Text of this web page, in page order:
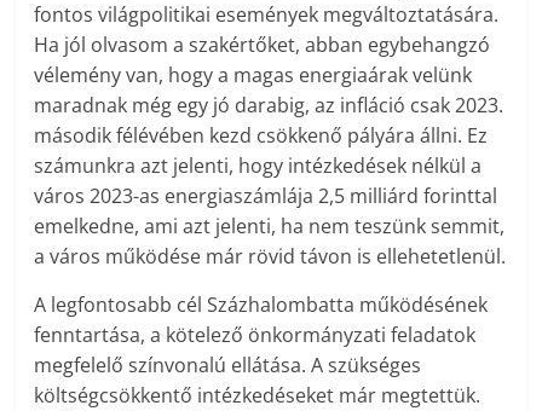
fontos világpolitikai események megváltoztatására.
Ha jól olvasom a szakértőket, abban egybehangzó
vélemény van, hogy a magas energiaárak velünk
maradnak még egy jó darabig, az infláció csak 2023.
második félévében kezd csökkenő pályára állni. Ez
számunkra azt jelenti, hogy intézkedések nélkül a
város 2023-as energiaszámlája 2,5 milliárd forinttal
emelkedne, ami azt jelenti, ha nem teszünk semmit,
a város működése már rövid távon is ellehetetlenül.
A legfontosabb cél Százhalombatta működésének
fenntartása, a kötelező önkormányzati feladatok
megfelelő színvonalú ellátása. A szükséges
költségcsökkentő intézkedéseket már megtettük.